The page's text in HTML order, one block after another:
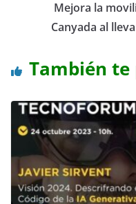
Mejora la
Canyada al
También